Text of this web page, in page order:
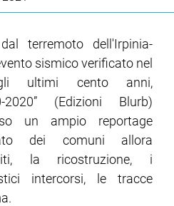
terremoto dell'Irpinia-
sismico verificato nel
ultimi cento anni,
2020” (Edizioni Blurb)
un ampio reportage
dei comuni allora
la ricostruzione, i
intercorsi, le tracce